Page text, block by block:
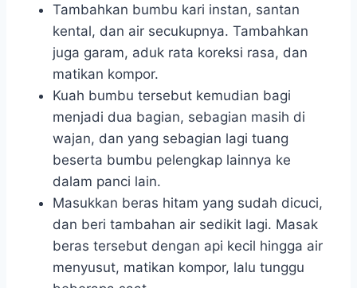
Tambahkan bumbu kari instan, santan
kental, dan air secukupnya. Tambahkan
juga garam, aduk rata koreksi rasa, dan
matikan kompor.
Kuah bumbu tersebut kemudian bagi
menjadi dua bagian, sebagian masih di
wajan, dan yang sebagian lagi tuang
beserta bumbu pelengkap lainnya ke
dalam panci lain.
Masukkan beras hitam yang sudah dicuci,
dan beri tambahan air sedikit lagi. Masak
beras tersebut dengan api kecil hingga air
menyusut, matikan kompor, lalu tunggu